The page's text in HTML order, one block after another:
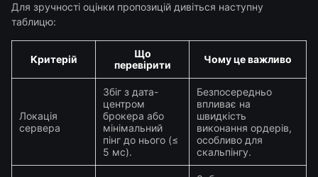
Для зручності оцінки пропозицій дивіться наступну
таблицю:
Критерій
Що
перевірити
Чому це важливо
Локація
сервера
Збіг з дата-
центром
брокера або
мінімальний
пінг до нього (≤
5 мс).
Безпосередньо
впливає на
швидкість
виконання ордерів,
особливо для
скальпінгу.